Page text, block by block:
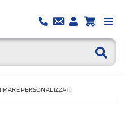
MARE PERSONALIZZATI